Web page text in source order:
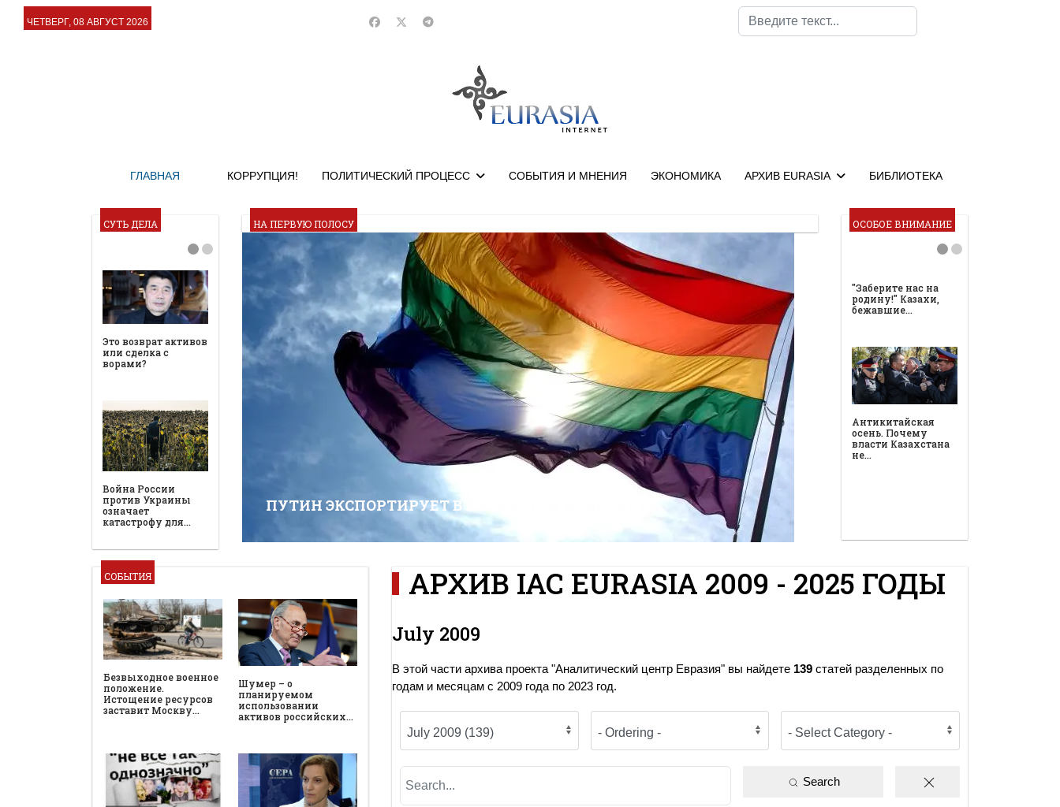
ЧЕТВЕРГ, 08 АВГУСТ 2026
Поиск
ГЛАВНАЯ КОРРУПЦИЯ! ПОЛИТИЧЕСКИЙ ПРОЦЕСС СОБЫТИЯ И МНЕНИЯ ЭКОНОМИКА АРХИВ EURASIA БИБЛИОТЕКА
СУТЬ ДЕЛА
Это возврат активов
или сделка с
ворами?
Война России
против Украины
означает
катастрофу для…
НА ПЕРВУЮ ПОЛОСУ
ПУТИН ЭКСПОРТИРУЕТ В КАЗАХСТАН НЕНАВИСТЬ
ОСОБОЕ ВНИМАНИЕ
"Заберите нас на
родину!" Казахи,
бежавшие…
Антикитайская
осень. Почему
власти Казахстана
не…
СОБЫТИЯ
Безвыходное военное
положение.
Истощение ресурсов
заставит Москву…
Шумер – о
планируемом
использовании
активов российских…
АРХИВ IAC EURASIA 2009 - 2025 ГОДЫ
July 2009
В этой части архива проекта "Аналитический центр Евразия" вы найдете 139 статей разделенных по
годам и месяцам с 2009 года по 2023 год.
Search